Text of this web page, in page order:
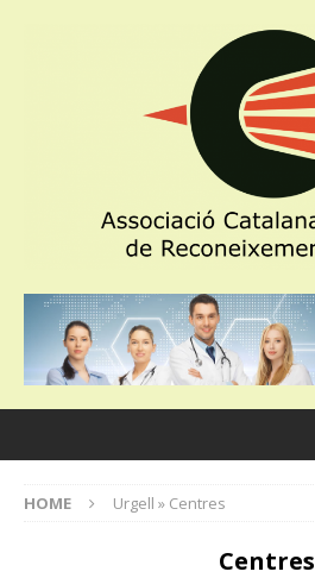
HOME Urgell » Centres
Centres